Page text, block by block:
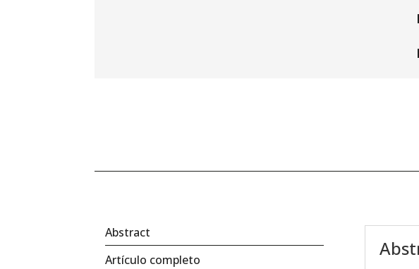
Abstract
Artículo completo